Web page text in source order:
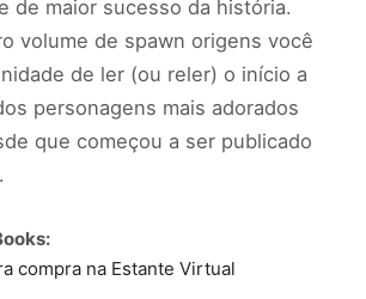
de maior sucesso da história.
volume de spawn origens você
de ler (ou reler) o início a
personagens mais adorados
que começou a ser publicado
compra na Estante Virtual